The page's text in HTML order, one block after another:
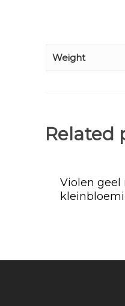
Weight
Related
Violen geel